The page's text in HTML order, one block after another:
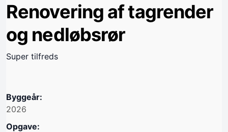
Renovering af tagrender
og nedløbsrør
Super tilfreds
Byggeår:
2026
Opgave: